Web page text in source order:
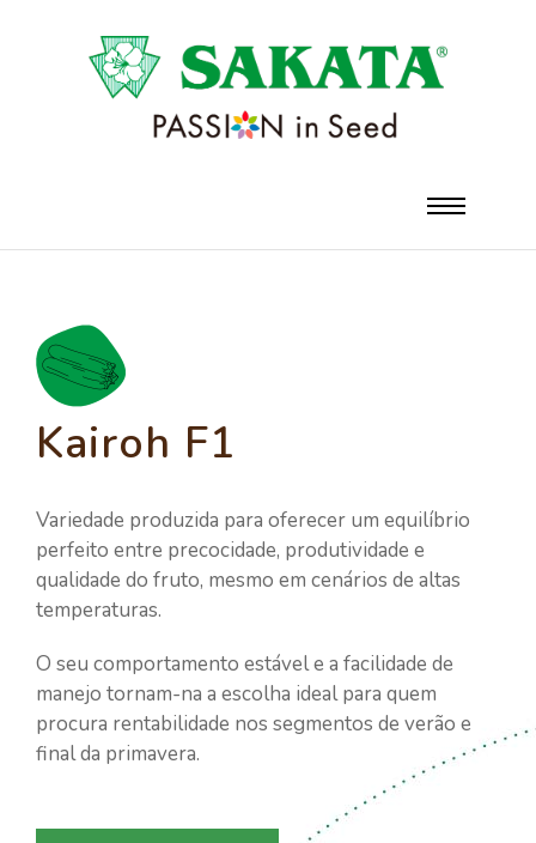
Kairoh F1
Variedade produzida para oferecer um equilíbrio
perfeito entre precocidade, produtividade e
qualidade do fruto, mesmo em cenários de altas
temperaturas.
O seu comportamento estável e a facilidade de
manejo tornam-na a escolha ideal para quem
procura rentabilidade nos segmentos de verão e
final da primavera.